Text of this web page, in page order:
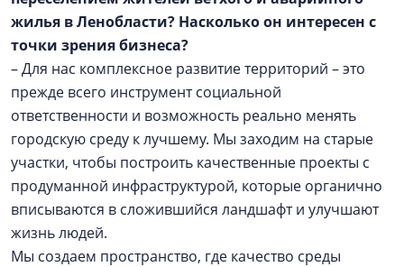
жилья в Ленобласти? Насколько он интересен с
точки зрения бизнеса?
– Для нас комплексное развитие территорий – это
прежде всего инструмент социальной
ответственности и возможность реально менять
городскую среду к лучшему. Мы заходим на старые
участки, чтобы построить качественные проекты с
продуманной инфраструктурой, которые органично
вписываются в сложившийся ландшафт и улучшают
жизнь людей.
Мы создаем пространство, где качество среды